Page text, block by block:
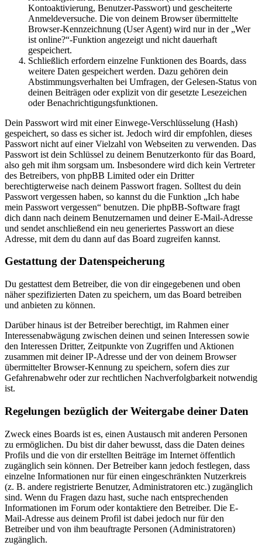
Kontoaktivierung, Benutzer-Passwort) und gescheiterte
Anmeldeversuche. Die von deinem Browser übermittelte
Browser-Kennzeichnung (User Agent) wird nur in der „Wer
ist online?“-Funktion angezeigt und nicht dauerhaft
gespeichert.
Schließlich erfordern einzelne Funktionen des Boards, dass
weitere Daten gespeichert werden. Dazu gehören dein
Abstimmungsverhalten bei Umfragen, der Gelesen-Status von
deinen Beiträgen oder explizit von dir gesetzte Lesezeichen
oder Benachrichtigungsfunktionen.
Dein Passwort wird mit einer Einwege-Verschlüsselung (Hash)
gespeichert, so dass es sicher ist. Jedoch wird dir empfohlen, dieses
Passwort nicht auf einer Vielzahl von Webseiten zu verwenden. Das
Passwort ist dein Schlüssel zu deinem Benutzerkonto für das Board,
also geh mit ihm sorgsam um. Insbesondere wird dich kein Vertreter
des Betreibers, von phpBB Limited oder ein Dritter
berechtigterweise nach deinem Passwort fragen. Solltest du dein
Passwort vergessen haben, so kannst du die Funktion „Ich habe
mein Passwort vergessen“ benutzen. Die phpBB-Software fragt
dich dann nach deinem Benutzernamen und deiner E-Mail-Adresse
und sendet anschließend ein neu generiertes Passwort an diese
Adresse, mit dem du dann auf das Board zugreifen kannst.
Gestattung der Datenspeicherung
Du gestattest dem Betreiber, die von dir eingegebenen und oben
näher spezifizierten Daten zu speichern, um das Board betreiben
und anbieten zu können.
Darüber hinaus ist der Betreiber berechtigt, im Rahmen einer
Interessenabwägung zwischen deinen und seinen Interessen sowie
den Interessen Dritter, Zeitpunkte von Zugriffen und Aktionen
zusammen mit deiner IP-Adresse und der von deinem Browser
übermittelter Browser-Kennung zu speichern, sofern dies zur
Gefahrenabwehr oder zur rechtlichen Nachverfolgbarkeit notwendig
ist.
Regelungen bezüglich der Weitergabe deiner Daten
Zweck eines Boards ist es, einen Austausch mit anderen Personen
zu ermöglichen. Du bist dir daher bewusst, dass die Daten deines
Profils und die von dir erstellten Beiträge im Internet öffentlich
zugänglich sein können. Der Betreiber kann jedoch festlegen, dass
einzelne Informationen nur für einen eingeschränkten Nutzerkreis
(z. B. andere registrierte Benutzer, Administratoren etc.) zugänglich
sind. Wenn du Fragen dazu hast, suche nach entsprechenden
Informationen im Forum oder kontaktiere den Betreiber. Die E-
Mail-Adresse aus deinem Profil ist dabei jedoch nur für den
Betreiber und von ihm beauftragte Personen (Administratoren)
zugänglich.